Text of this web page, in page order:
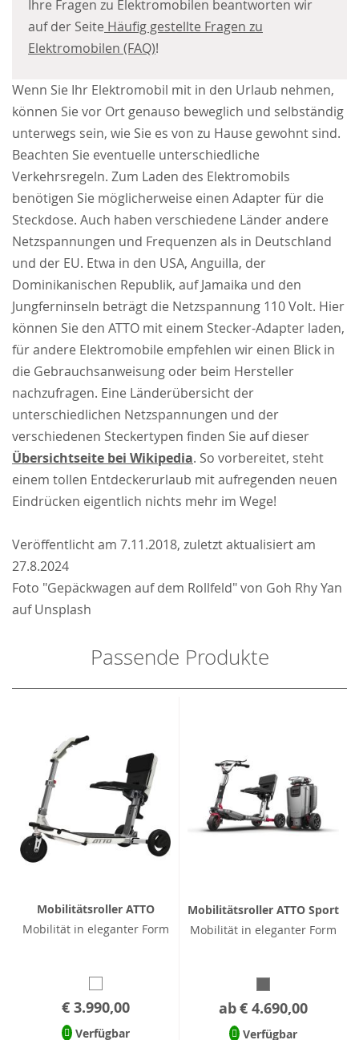
Ihre Fragen zu Elektromobilen beantworten wir
auf der Seite Häufig gestellte Fragen zu
Elektromobilen (FAQ)!
Wenn Sie Ihr Elektromobil mit in den Urlaub nehmen,
können Sie vor Ort genauso beweglich und selbständig
unterwegs sein, wie Sie es von zu Hause gewohnt sind.
Beachten Sie eventuelle unterschiedliche
Verkehrsregeln. Zum Laden des Elektromobils
benötigen Sie möglicherweise einen Adapter für die
Steckdose. Auch haben verschiedene Länder andere
Netzspannungen und Frequenzen als in Deutschland
und der EU. Etwa in den USA, Anguilla, der
Dominikanischen Republik, auf Jamaika und den
Jungferninseln beträgt die Netzspannung 110 Volt. Hier
können Sie den ATTO mit einem Stecker-Adapter laden,
für andere Elektromobile empfehlen wir einen Blick in
die Gebrauchsanweisung oder beim Hersteller
nachzufragen. Eine Länderübersicht der
unterschiedlichen Netzspannungen und der
verschiedenen Steckertypen finden Sie auf dieser
Übersichtseite bei Wikipedia. So vorbereitet, steht
einem tollen Entdeckerurlaub mit aufregenden neuen
Eindrücken eigentlich nichts mehr im Wege!
Veröffentlicht am 7.11.2018, zuletzt aktualisiert am
27.8.2024
Foto "Gepäckwagen auf dem Rollfeld" von Goh Rhy Yan
auf Unsplash
Passende Produkte
Mobilitätsroller ATTO
Mobilität in eleganter Form
€ 3.990,00
Verfügbar
Mobilitätsroller ATTO Sport
Mobilität in eleganter Form
ab€ 4.690,00
Verfügbar